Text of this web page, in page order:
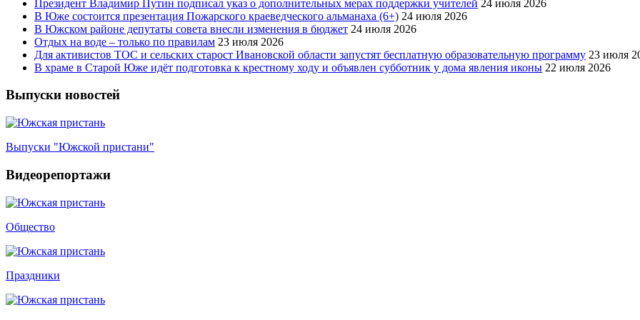
Президент Владимир Путин подписал указ о дополнительных мерах поддержки учителей 24 июля 2026
В Юже состоится презентация Пожарского краеведческого альманаха (6+) 24 июля 2026
В Южском районе депутаты совета внесли изменения в бюджет 24 июля 2026
Отдых на воде – только по правилам 23 июля 2026
Для активистов ТОС и сельских старост Ивановской области запустят бесплатную образовательную программу 23 июля
В храме в Старой Юже идёт подготовка к крестному ходу и объявлен субботник у дома явления иконы 22 июля 2026
Выпуски новостей
Выпуски "Южской пристани"
Видеорепортажи
Общество
Праздники